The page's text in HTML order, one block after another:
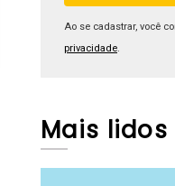
Ao se cadastrar, você
privacidade
Mais lidos